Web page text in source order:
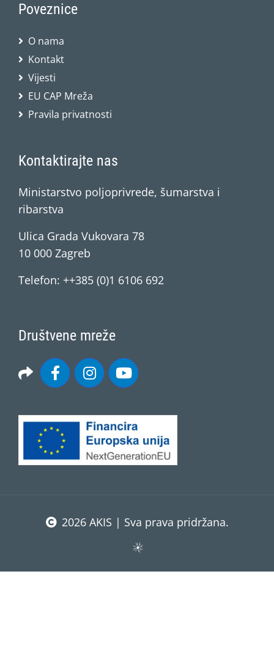
Poveznice
O nama
Kontakt
Vijesti
EU CAP Mreža
Pravila privatnosti
Kontaktirajte nas
Ministarstvo poljoprivrede, šumarstva i
ribarstva
Ulica Grada Vukovara 78
10 000 Zagreb
Telefon: ++385 (0)1 6106 692
Društvene mreže
2026 AKIS | Sva prava pridržana.